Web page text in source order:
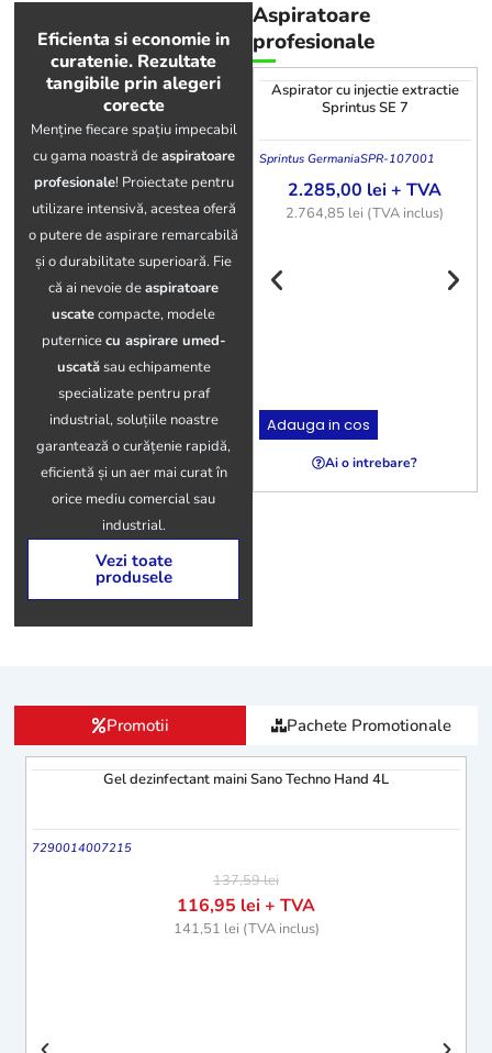
Eficienta si economie in
curatenie. Rezultate
tangibile prin alegeri
corecte
Menține fiecare spațiu impecabil
cu gama noastră deaspiratoare
profesionale! Proiectate pentru
utilizare intensivă, acestea oferă
o putere de aspirare remarcabilă
și o durabilitate superioară. Fie
că ai nevoie deaspiratoare
uscatecompacte, modele
puternicecu aspirare umed-
uscatăsau echipamente
specializate pentru praf
industrial, soluțiile noastre
garantează o curățenie rapidă,
eficientă și un aer mai curat în
orice mediu comercial sau
industrial.
Vezi toate
produsele
Aspiratoare
profesionale
Aspirator cu injectie extractie
Sprintus SE 7
Sprintus GermaniaSPR-107001
2.285,00 lei+ TVA
2.764,85 lei (TVA inclus)
Adauga in cos
Ai o intrebare?
Promotii Pachete Promotionale
Gel dezinfectant maini Sano Techno Hand 4L
7290014007215
137,59lei
116,95 lei+ TVA
141,51 lei (TVA inclus)